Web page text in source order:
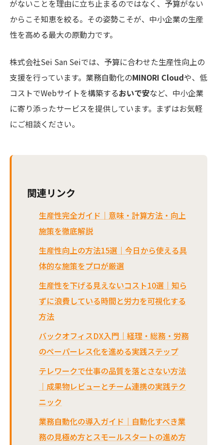
がないことを理由に立ち止まるのではなく、予算がない
からこそ知恵を絞る。その姿勢こそが、中小企業の生産
性を高める最大の原動力です。
株式会社Sei San Seiでは、予算に合わせた生産性向上の
支援を行っています。業務自動化のMINORI Cloudや、低
コストでWebサイトを構築するおいで安など、中小企業
に寄り添ったサービスを提供しています。まずはお気軽
にご相談ください。
関連リンク
生産性完全ガイド｜意味・計算方法・向上
施策を徹底解説
生産性向上の方法15選｜今日から使える具
体的な施策をプロが厳選
生産性を下げる見えないコスト10選｜知ら
ずに浪費している時間と労力を可視化する
方法
バックオフィスDX入門｜経理・総務・労務
のペーパーレス化を進める実践ステップ
テレワークで仕事の品質を落とさない方法
｜成果物レビューとチーム連携の実践テク
ニック
業務自動化の導入ガイド｜自動化すべき業
務の見極め方とスモールスタートの進め方